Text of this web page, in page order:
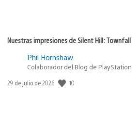
Nuestras impresiones de Silent Hill: Townfall
Phil Hornshaw
Colaborador del Blog de PlayStation
Fecha
29 de julio de 2026 10